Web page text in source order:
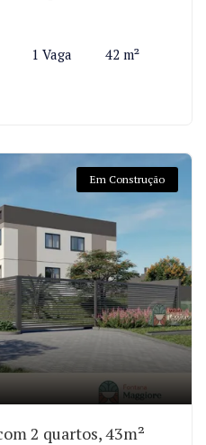
1 Vaga 42 m²
Em Construção
2 quartos, 43m²